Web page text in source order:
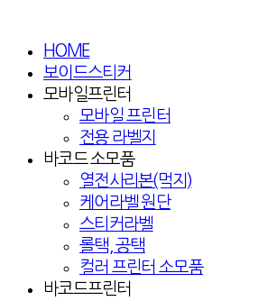
HOME
보이드스티커
모바일프린터
모바일 프린터
전용 라벨지
바코드 소모품
열전사리본(먹지)
케어라벨 원단
스티커라벨
롤택, 공택
컬러 프린터 소모품
바코드프린터